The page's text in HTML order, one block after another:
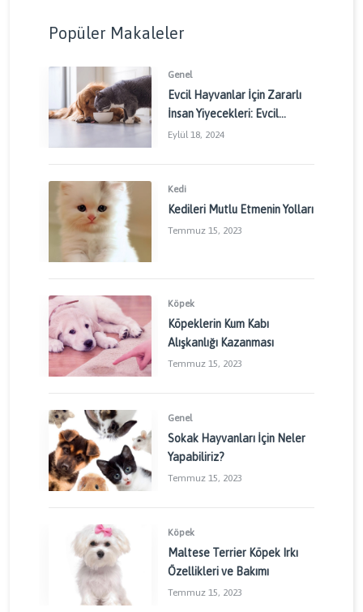
Popüler Makaleler
Genel
Evcil Hayvanlar İçin Zararlı
İnsan Yiyecekleri: Evcil
Dostlarınızı Korumak İçin
Eylül 18, 2024
Kedi
Kedileri Mutlu Etmenin Yolları
Temmuz 15, 2023
Köpek
Köpeklerin Kum Kabı
Alışkanlığı Kazanması
Temmuz 15, 2023
Genel
Sokak Hayvanları İçin Neler
Yapabiliriz?
Temmuz 15, 2023
Köpek
Maltese Terrier Köpek Irkı
Özellikleri ve Bakımı
Temmuz 15, 2023